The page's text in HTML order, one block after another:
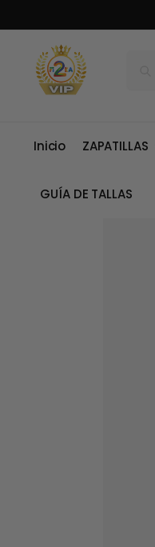
Inicio ZAPATILLAS
GUÍA DE TALLAS